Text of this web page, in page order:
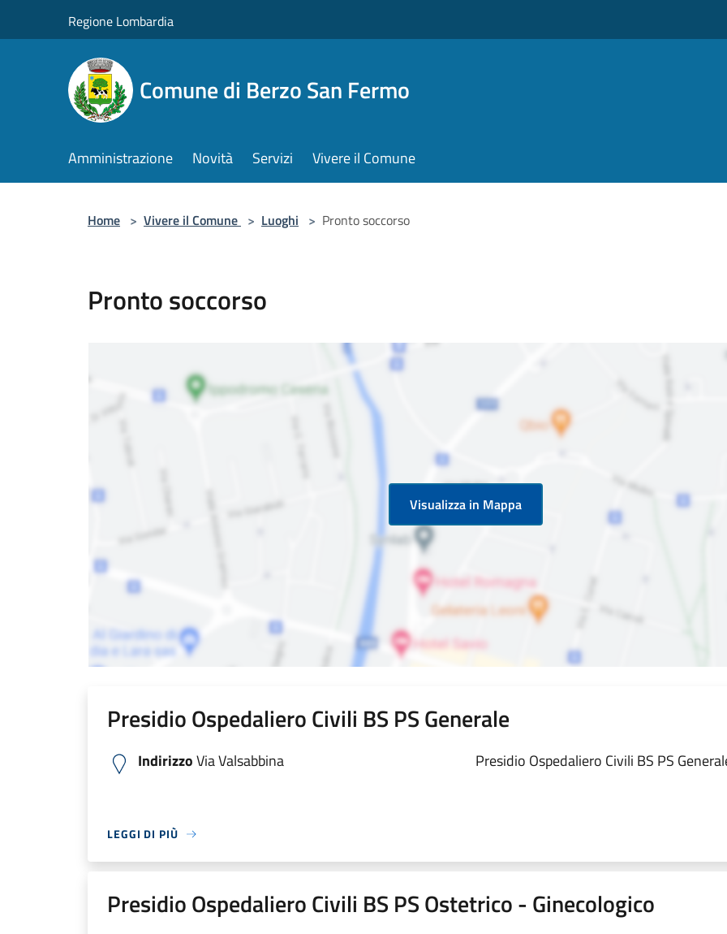
Regione Lombardia
Comune di Berzo San Fermo
Amministrazione Novità Servizi Vivere il Comune
Home > Vivere il Comune > Luoghi > Pronto soccorso
Pronto soccorso
Visualizza in Mappa
Presidio Ospedaliero Civili BS PS Generale
IndirizzoVia Valsabbina Presidio Ospedaliero Civili BS PS
LEGGI DI PIÙ
Presidio Ospedaliero Civili BS PS Ostetrico - Ginecologico